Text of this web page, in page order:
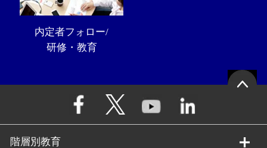
内定者フォロー/
研修・教育
階層別教育